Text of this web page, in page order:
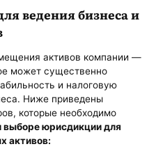
ведения бизнесаи
активов компании —
может существенно
и налоговую
Ниже приведены
которые необходимо
выборе юрисдикции для
активов: